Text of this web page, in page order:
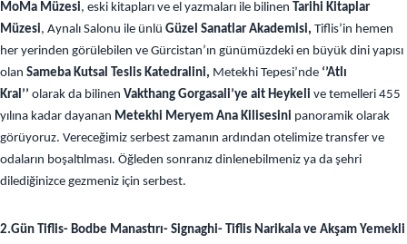
MoMa Müzesi, eski kitapları ve el yazmaları ile bilinen Tarihi Kitaplar
Müzesi, Aynalı Salonu ile ünlü Güzel Sanatlar Akademisi, Tiflis’in hemen
her yerinden görülebilen ve Gürcistan’ın günümüzdeki en büyük dini yapısı
olan Sameba Kutsal Teslis Katedralini, Metekhi Tepesi’nde ‘’Atlı
Kral’’ olarak da bilinen Vakthang Gorgasali’ye ait Heykeli ve temelleri 455
yılına kadar dayanan Metekhi Meryem Ana Kilisesini panoramik olarak
görüyoruz. Vereceğimiz serbest zamanın ardından otelimize transfer ve
odaların boşaltılması. Öğleden sonranız dinlenebilmeniz ya da şehri
dilediğinizce gezmeniz için serbest.
2.Gün Tiflis- Bodbe Manastırı- Signaghi- Tiflis Narikala ve Akşam Yemekli